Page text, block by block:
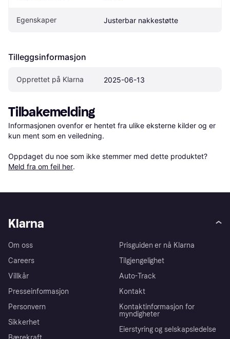
Egenskaper Justerbar nakkestøtte
Tilleggsinformasjon
Opprettet på Klarna 2025-06-13
Tilbakemelding
Informasjonen ovenfor er hentet fra ulike eksterne kilder og er
kun ment som en veiledning.
Oppdaget du noe som ikke stemmer med dette produktet?
Meld fra om feil her.
Klarna
Om oss
Careers
Villkår
Presseinformasjon
Personvern
Sikkerhet
Prisguiden er nå Klarna
Tilgjengelighet
Auto-Track
Kontakt
Kontaktinformasjon for
myndigheter
Eierstyring og selskapsledelse